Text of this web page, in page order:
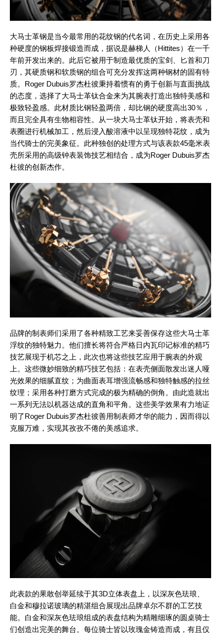
大马士革钢是当今最常用的花纹钢的代名词，在历史上采用各
种硬度的钢板焊接锻造而成，据说是赫梯人（Hittites）在一千
年前开发出来的。此后它被用于制造最优质的宝剑、匕首和刀
刃，其硬质钢和软质钢的组合可充分发挥这两种钢材的固有特
质。Roger Dubuis罗杰杜彼秉持着惯有的勇于创新与直面挑战
的态度，选择了大马士革钛合金来为其腕表打造出独特美感和
极致轻盈感。此材质比钢轻盈两倍，却比钢的硬度高出30％，
而且完全具有生物相容性。从一块大马士革钛开始，将表壳和
表圈进行机械加工，然后浸入酸溶液中以呈现独特花纹，成为
当代骑士的完美象征。此种独创的处理方式与该表款45毫米表
壳所采用的高级钟表装饰技艺相结合，成为Roger Dubuis罗杰
杜彼的创新杰作。
品牌的制表师们采用了各种精致工艺来妥善保存这些大马士革
浮纹的独特魅力。他们擅长将符合严格日内瓦印记标准的精巧
技艺展现于机芯之上，此次也将这些技艺应用于腕表的外观
上。这些微妙细致的精巧技艺包括：在表壳侧面散发出迷人哑
光效果的细腻直纹；为曲面表耳增强流畅感和独特触感的拉丝
纹理；采用各种打磨方式完成的极为精确的倒角。由此造就出
一系列无法以机器达成的直角和平角。这些美学效果有力地证
明了Roger Dubuis罗杰杜彼善用制表师才华的能力，因而得以
克服万难，实现其孜孜不倦的美感追求。
此表款的果敢创举延续于其3D立体表盘上，以深灰色珐琅、
白金和穆拉诺玻璃的精湛组合展现出品牌卓尔不群的工艺技
能。白金和深灰色珐琅组成的表盘结构为精雕细琢的圆桌骑士
们创造出完美的舞台。每位骑士皆以玫瑰金铸造而成，有且仅